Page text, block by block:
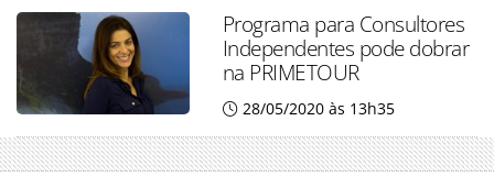
Programa para Consultores
Independentes pode dobrar
na PRIMETOUR
28/05/2020 às 13h35